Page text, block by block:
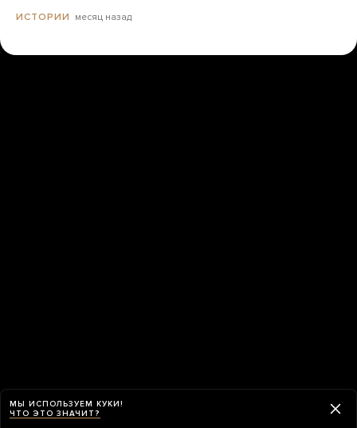
ИСТОРИИ месяц назад
МЫ ИСПОЛЬЗУЕМ КУКИ!
ЧТО ЭТО ЗНАЧИТ?